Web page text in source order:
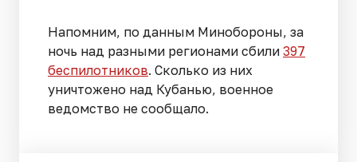
Напомним, по данным Минобороны, за
ночь над разными регионами сбили 397
беспилотников. Сколько из них
уничтожено над Кубанью, военное
ведомство не сообщало.